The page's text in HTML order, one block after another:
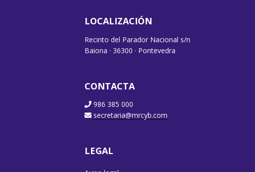
LOCALIZACIÓN
Recinto del Parador Nacional s/n
Baiona · 36300 · Pontevedra
CONTACTA
986 385 000
secretaria@mrcyb.com
LEGAL